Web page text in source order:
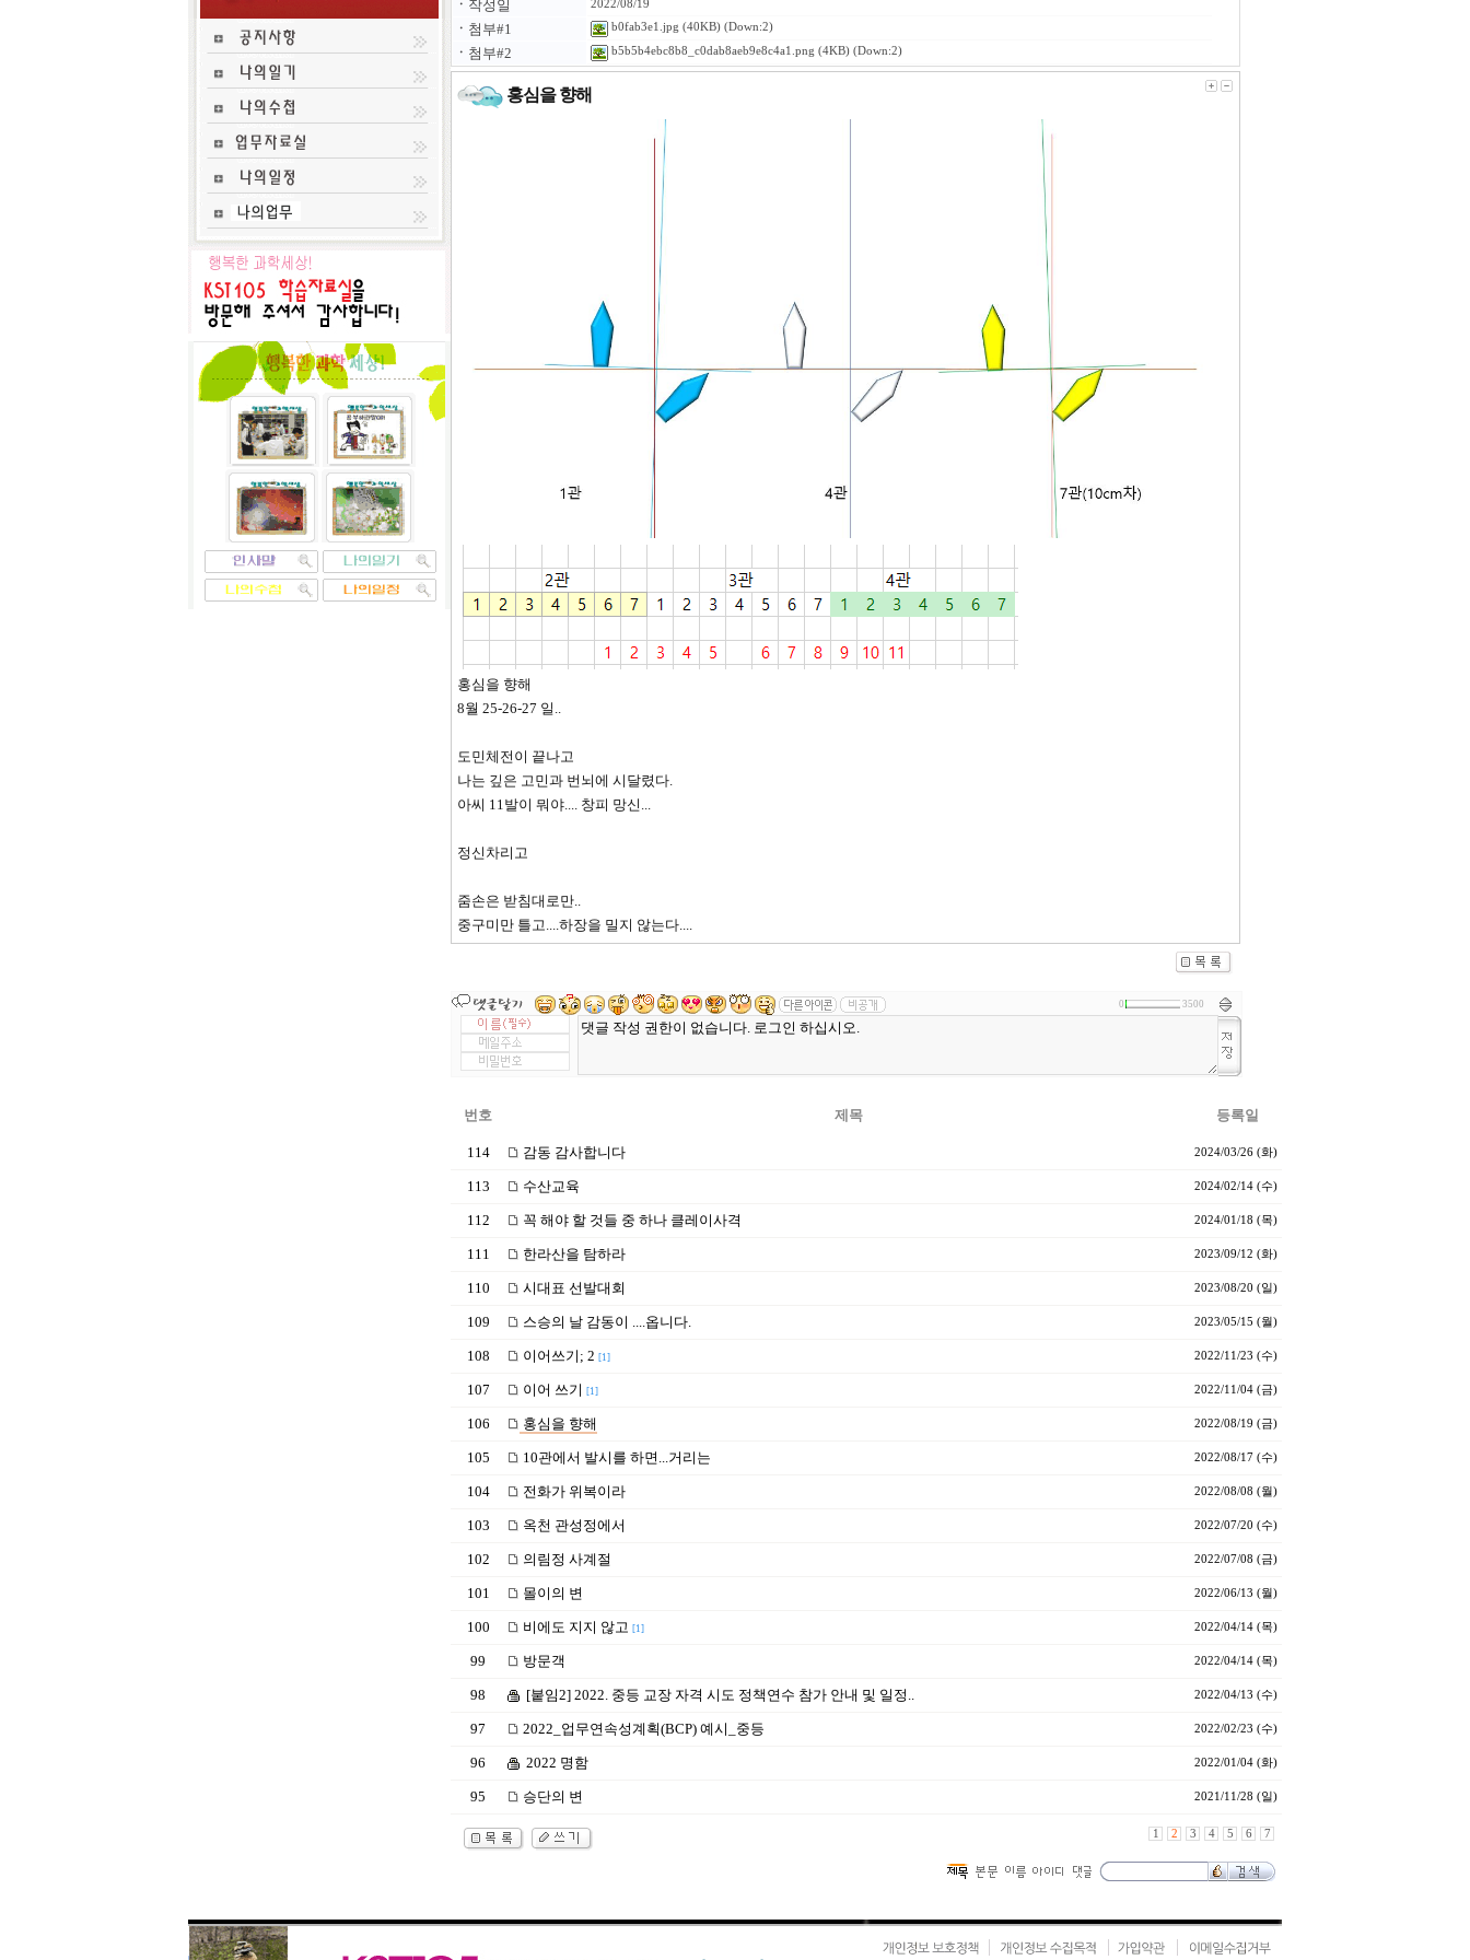
ㆍ 작성일 2022/08/19
ㆍ 첨부#1 b0fab3e1.jpg (40KB) (Down:2)
ㆍ 첨부#2 b5b5b4ebc8b8_c0dab8aeb9e8c4a1.png (4KB) (Down:2)
홍심을 향해
홍심을 향해
8월 25-26-27 일..
도민체전이 끝나고
나는 깊은 고민과 번뇌에 시달렸다.
아씨 11발이 뭐야.... 창피 망신...
정신차리고
줌손은 받침대로만..
중구미만 틀고....하장을 밀지 않는다....
0 3500
번호 제목 등록일
114 감동 감사합니다 2024/03/26 (화)
113 수산교육 2024/02/14 (수)
112 꼭 해야 할 것들 중 하나 클레이사격 2024/01/18 (목)
111 한라산을 탐하라 2023/09/12 (화)
110 시대표 선발대회 2023/08/20 (일)
109 스승의 날 감동이 ....옵니다. 2023/05/15 (월)
108 이어쓰기; 2 [1] 2022/11/23 (수)
107 이어 쓰기 [1] 2022/11/04 (금)
106 홍심을 향해 2022/08/19 (금)
105 10관에서 발시를 하면...거리는 2022/08/17 (수)
104 전화가 위복이라 2022/08/08 (월)
103 옥천 관성정에서 2022/07/20 (수)
102 의림정 사계절 2022/07/08 (금)
101 몰이의 변 2022/06/13 (월)
100 비에도 지지 않고 [1] 2022/04/14 (목)
99 방문객 2022/04/14 (목)
98 [붙임2] 2022. 중등 교장 자격 시도 정책연수 참가 안내 및 일정.. 2022/04/13 (수)
97 2022_업무연속성계획(BCP) 예시_중등 2022/02/23 (수)
96 2022 명함 2022/01/04 (화)
95 승단의 변 2021/11/28 (일)
1 2 3 4 5 6 7